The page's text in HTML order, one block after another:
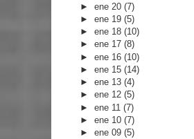
►ene 20(7)
►ene 19(5)
►ene 18(10)
►ene 17(8)
►ene 16(10)
►ene 15(14)
►ene 13(4)
►ene 12(5)
►ene 11(7)
►ene 10(7)
►ene 09(5)